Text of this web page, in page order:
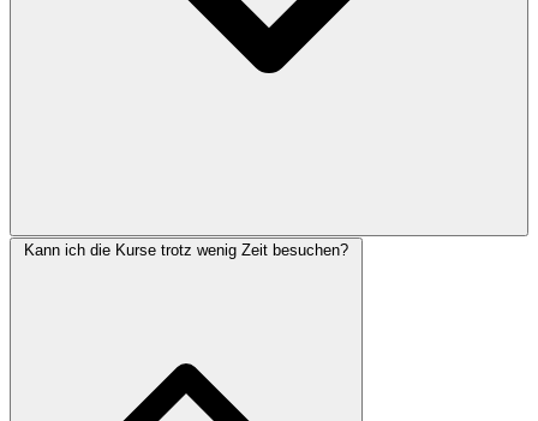
Kann ich die Kurse trotz wenig Zeit besuchen?